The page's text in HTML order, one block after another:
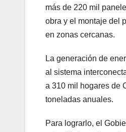
más de 220 mil
obra y el montaje del
en zonas cercanas.
La generación de
al sistema
a 310 mil hogares de
toneladas anuales.
Para lograrlo, el